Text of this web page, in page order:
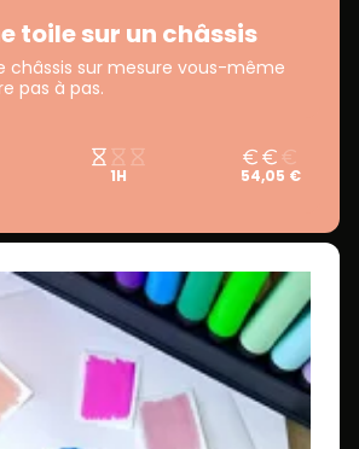
toile sur un châssis
châssis sur mesure vous-même
pas à pas.
1H 54,05 €